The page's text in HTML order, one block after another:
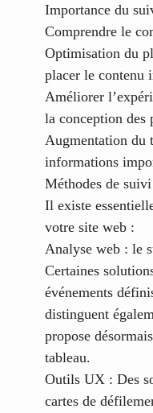
Importance du
Comprendre le
Optimisation du
placer le contenu
Améliorer
la conception des
Augmentation du
informations
Méthodes de
Il existe
votre site web :
Analyse web : le
Certaines
événements
distinguent
propose
tableau.
Outils UX : Des
cartes de